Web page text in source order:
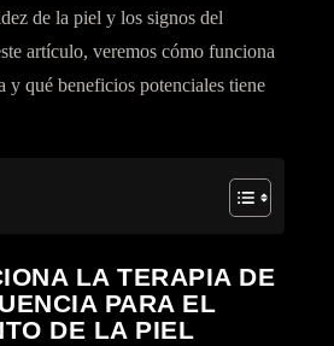
de la piel y los signos del
artículo, veremos cómo funciona
y qué beneficios potenciales tiene
LA TERAPIA DE
PARA EL
DE LA PIEL